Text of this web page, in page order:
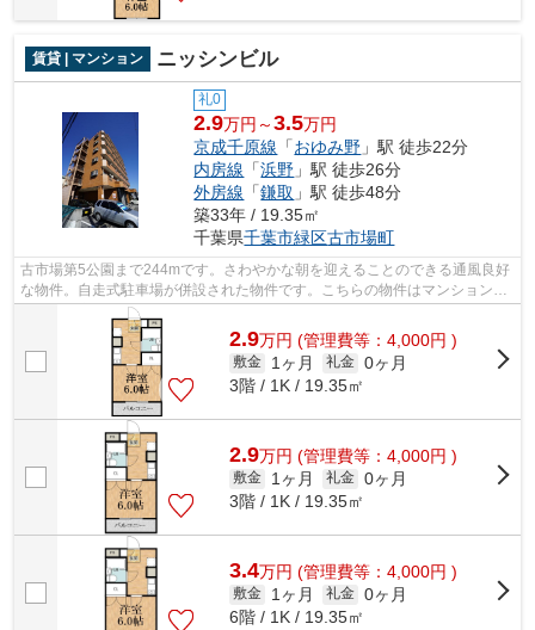
賃貸 | マンション ニッシンビル
礼0
2.9万円～3.5万円
京成千原線 「おゆみ野 」駅 徒歩22分
内房線 「浜野 」駅 徒歩26分
外房線 「鎌取 」駅 徒歩48分
築33年 / 19.35㎡
千葉県千葉市緑区古市場町
古市場第5公園まで244mです。さわやかな朝を迎えることのできる通風良好
な物件。自走式駐車場が併設された物件です。こちらの物件はマンションで
す。千葉市緑区エリアの賃貸情報は株式...
2.9万円 (管理費等：4,000円 )
敷金 1ヶ月 礼金 0ヶ月
3階 / 1K / 19.35㎡
2.9万円 (管理費等：4,000円 )
敷金 1ヶ月 礼金 0ヶ月
3階 / 1K / 19.35㎡
3.4万円 (管理費等：4,000円 )
敷金 1ヶ月 礼金 0ヶ月
6階 / 1K / 19.35㎡